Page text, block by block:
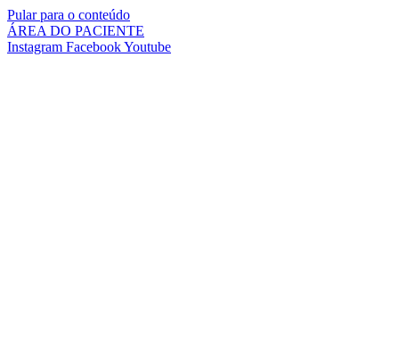
Pular para o conteúdo
ÁREA DO PACIENTE
Instagram FacebookYoutube